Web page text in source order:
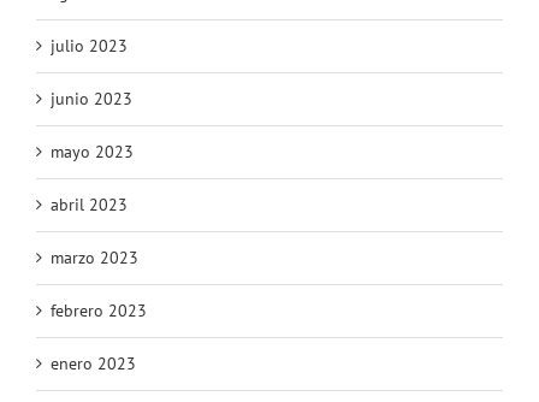
julio 2023
junio 2023
mayo 2023
abril 2023
marzo 2023
febrero 2023
enero 2023